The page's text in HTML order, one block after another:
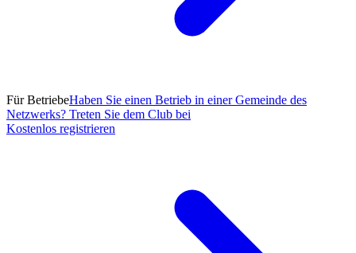
Für BetriebeHaben Sie einen Betrieb in einer Gemeinde des
Netzwerks? Treten Sie dem Club bei
Kostenlos registrieren